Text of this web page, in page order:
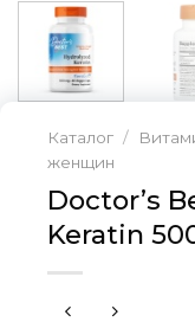
Каталог /
женщин
Doctor’s
Keratin